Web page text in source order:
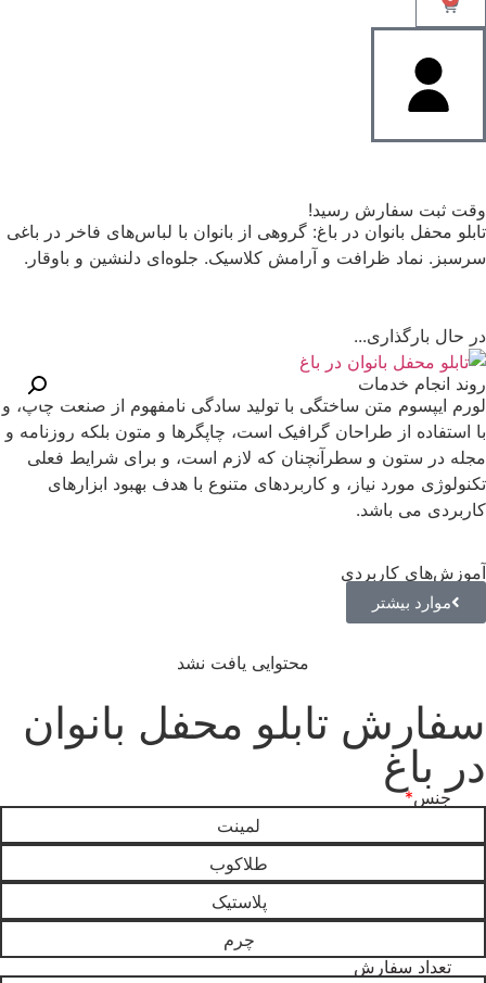
وقت ثبت سفارش رسید!
تابلو محفل بانوان در باغ: گروهی از بانوان با لباس‌های فاخر در باغی
سرسبز. نماد ظرافت و آرامش کلاسیک. جلوه‌ای دلنشین و باوقار.
در حال بارگذاری...
روند انجام خدمات
لورم ایپسوم متن ساختگی با تولید سادگی نامفهوم از صنعت چاپ، و
با استفاده از طراحان گرافیک است، چاپگرها و متون بلکه روزنامه و
مجله در ستون و سطرآنچنان که لازم است، و برای شرایط فعلی
تکنولوژی مورد نیاز، و کاربردهای متنوع با هدف بهبود ابزارهای
کاربردی می باشد.
آموزش‌های کاربردی
موارد بیشتر
محتوایی یافت نشد
سفارش تابلو محفل بانوان
در باغ
*جنس
لمینت
طلاکوب
پلاستیک
چرم
تعداد سفارش